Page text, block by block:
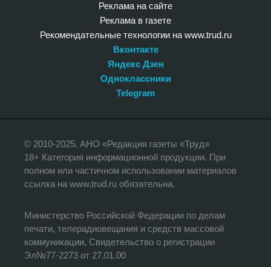
Реклама на сайте
Реклама в газете
Рекомендательные технологии на www.trud.ru
Вконтакте
Яндекс Дзен
Одноклассники
Telegram
© 2010-2025. АНО «Редакция газеты «Труд»
18+ Категория информационной продукции. При
полном или частичном использовании материалов
ссылка на www.trud.ru обязательна.
Министерство Российской Федерации по делам
печати, телерадиовещания и средств массовой
коммуникации, Свидетельство о регистрации
Эл№77-2273 от 27.01.00